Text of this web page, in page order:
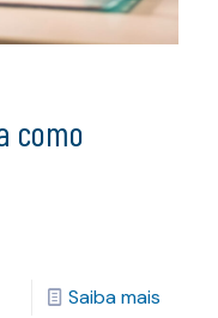
como
Saiba mais